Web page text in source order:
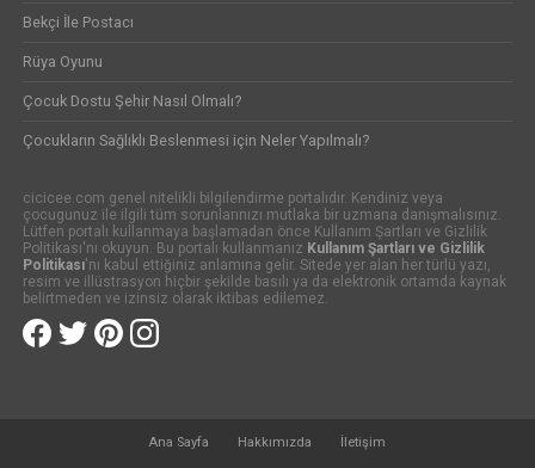
Bekçi İle Postacı
Rüya Oyunu
Çocuk Dostu Şehir Nasıl Olmalı?
Çocukların Sağlıklı Beslenmesi için Neler Yapılmalı?
cicicee.com genel nitelikli bilgilendirme portalıdır. Kendiniz veya
çocugunuz ile ilgili tüm sorunlarınızı mutlaka bir uzmana danışmalısınız.
Lütfen portalı kullanmaya başlamadan önce Kullanım Şartları ve Gizlilik
Politikası'nı okuyun. Bu portalı kullanmanız Kullanım Şartları ve Gizlilik
Politikası'nı kabul ettiğiniz anlamına gelir. Sitede yer alan her türlü yazı,
resim ve illüstrasyon hiçbir şekilde basılı ya da elektronik ortamda kaynak
belirtmeden ve izinsiz olarak iktibas edilemez.
Ana Sayfa Hakkımızda İletişim